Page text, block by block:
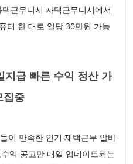
근무디시 자택근무디시에서
터 한 대로 일당 30만원 가능
지급 빠른 수익 정산 가
집중
이 만족한 인기 재택근무 알바
익 공고만 매일 업데이트되는